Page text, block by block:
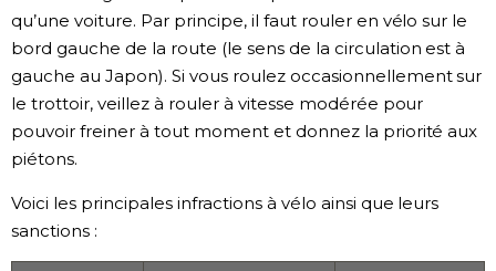
qu’une voiture. Par principe, il faut rouler en vélo sur le
bord gauche de la route (le sens de la circulation est à
gauche au Japon). Si vous roulez occasionnellement sur
le trottoir, veillez à rouler à vitesse modérée pour
pouvoir freiner à tout moment et donnez la priorité aux
piétons.
Voici les principales infractions à vélo ainsi que leurs
sanctions :